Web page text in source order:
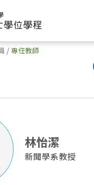
/ 專任教師
林怡潔
新聞學系教授